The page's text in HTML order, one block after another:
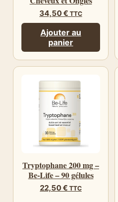
34,50€ TTC
Ajouter au
panier
Tryptophane 200 mg –
Be-Life – 90 gélules
22,50€ TTC